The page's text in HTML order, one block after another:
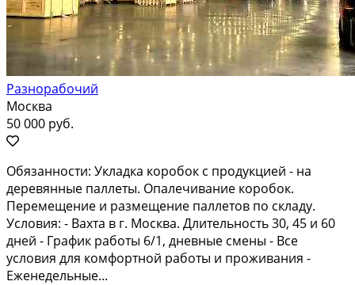
Разнорабочий
Москва
50 000 руб.
Обязанности: Укладка коробок с продукцией - на
деревянные паллеты. Опалечивание коробок.
Перемещение и размещение паллетов по складу.
Условия: - Вахта в г. Москва. Длительность 30, 45 и 60
дней - График работы 6/1, дневные смены - Все
условия для комфортной работы и проживания -
Еженедельные...